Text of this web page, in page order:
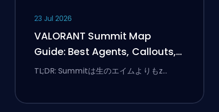
23 Jul 2026
VALORANT Summit Map
Guide: Best Agents, Callouts,
and Smokes
TL;DR: Summitは生のエイムよりもz…